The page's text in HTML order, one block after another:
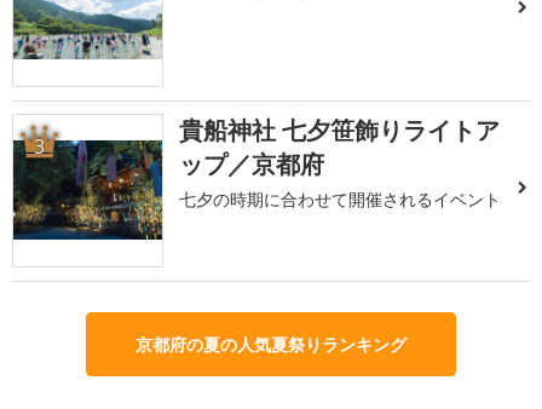
3
貴船神社 七夕笹飾りライトア
ップ／京都府
七夕の時期に合わせて開催されるイベント
京都府の夏の人気夏祭りランキング